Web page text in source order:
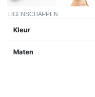
EIGENSCHAPPEN
Kleur
Maten